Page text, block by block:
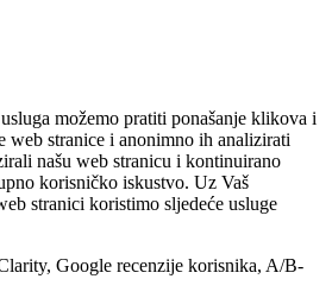
možemo pratiti ponašanje klikova i
web stranice i anonimno ih analizirati
našu web stranicu i kontinuirano
korisničko iskustvo. Uz Vaš
stranici koristimo sljedeće usluge
Google recenzije korisnika, A/B-